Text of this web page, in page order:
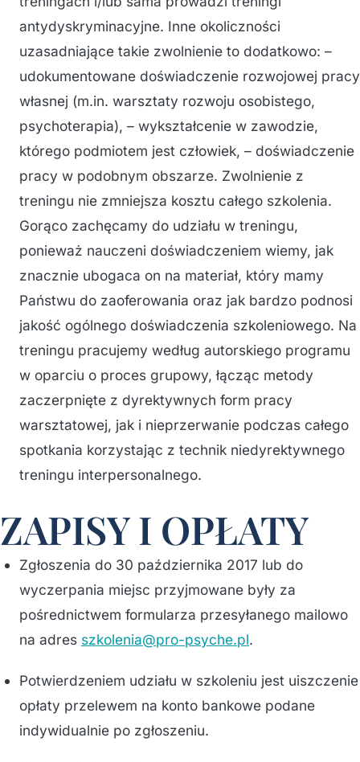
antydyskryminacyjne. Inne okoliczności
uzasadniające takie zwolnienie to dodatkowo: –
udokumentowane doświadczenie rozwojowej pracy
własnej (m.in. warsztaty rozwoju osobistego,
psychoterapia), – wykształcenie w zawodzie,
którego podmiotem jest człowiek, – doświadczenie
pracy w podobnym obszarze. Zwolnienie z
treningu nie zmniejsza kosztu całego szkolenia.
Gorąco zachęcamy do udziału w treningu,
ponieważ nauczeni doświadczeniem wiemy, jak
znacznie ubogaca on na materiał, który mamy
Państwu do zaoferowania oraz jak bardzo podnosi
jakość ogólnego doświadczenia szkoleniowego. Na
treningu pracujemy według autorskiego programu
w oparciu o proces grupowy, łącząc metody
zaczerpnięte z dyrektywnych form pracy
warsztatowej, jak i nieprzerwanie podczas całego
spotkania korzystając z technik niedyrektywnego
treningu interpersonalnego.
ZAPISY I OPŁATY
Zgłoszenia do 30 października 2017 lub do
wyczerpania miejsc przyjmowane były za
pośrednictwem formularza przesyłanego mailowo
na adres szkolenia@pro-psyche.pl.
Potwierdzeniem udziału w szkoleniu jest uiszczenie
opłaty przelewem na konto bankowe podane
indywidualnie po zgłoszeniu.